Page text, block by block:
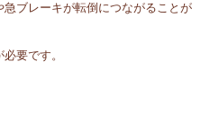
ブレーキが転倒につながることが
要です。